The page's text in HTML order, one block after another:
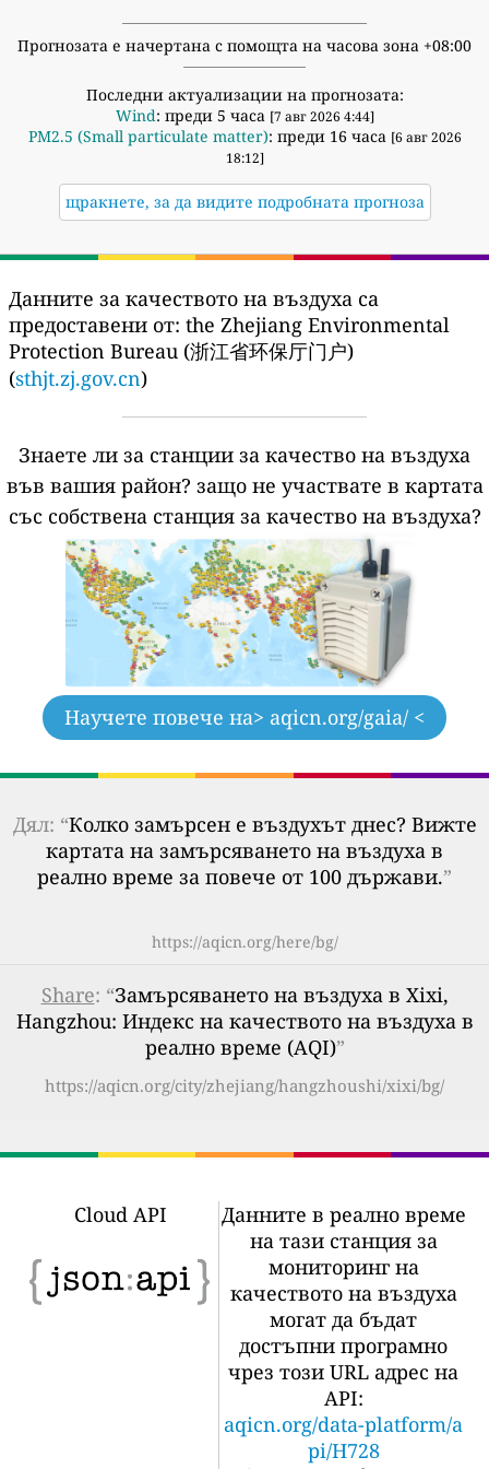
Прогнозата е начертана с помощта на часова зона +08:00
Последни актуализации на прогнозата:
Wind: преди 5 часа [7 авг 2026 4:44]
PM2.5 (Small particulate matter): преди 16 часа [6 авг 2026
18:12]
щракнете, за да видите подробната прогноза
Данните за качеството на въздуха са
предоставени от: the Zhejiang Environmental
Protection Bureau (浙江省环保厅门户)
(sthjt.zj.gov.cn)
Знаете ли за станции за качество на въздуха
във вашия район? защо не участвате в картата
със собствена станция за качество на въздуха?
Научете повече на> aqicn.org/gaia/ <
Дял: “Колко замърсен е въздухът днес? Вижте
картата на замърсяването на въздуха в
реално време за повече от 100 държави.”
https://aqicn.org/here/bg/
Share: “Замърсяването на въздуха в Xixi,
Hangzhou: Индекс на качеството на въздуха в
реално време (AQI)”
https://aqicn.org/city/zhejiang/hangzhoushi/xixi/bg/
Cloud API
Данните в реално време
на тази станция за
мониторинг на
качеството на въздуха
могат да бъдат
достъпни програмно
чрез този URL адрес на
API:
aqicn.org/data-platform/a
pi/H728